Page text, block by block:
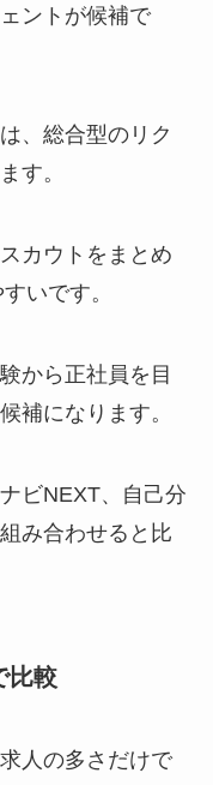
ントが候補で
、総合型のリク
す。
カウトをまとめ
いです。
から正社員を目
補になります。
ビNEXT、自己分
み合わせると比
比較
人の多さだけで